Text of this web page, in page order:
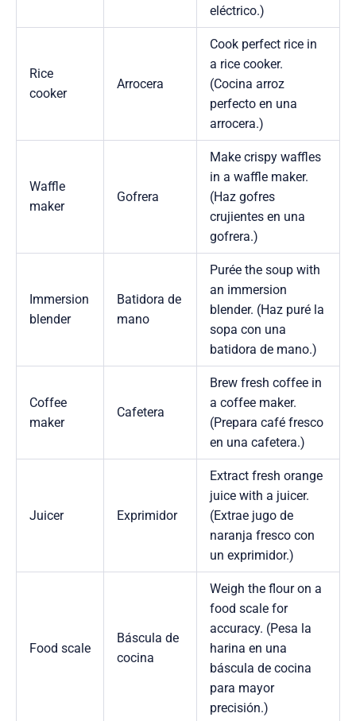
eléctrico.)
Rice
cooker
Arrocera
Cook perfect rice in
a rice cooker.
(Cocina arroz
perfecto en una
arrocera.)
Waffle
maker
Gofrera
Make crispy waffles
in a waffle maker.
(Haz gofres
crujientes en una
gofrera.)
Immersion
blender
Batidora de
mano
Purée the soup with
an immersion
blender. (Haz puré la
sopa con una
batidora de mano.)
Coffee
maker
Cafetera
Brew fresh coffee in
a coffee maker.
(Prepara café fresco
en una cafetera.)
Juicer Exprimidor
Extract fresh orange
juice with a juicer.
(Extrae jugo de
naranja fresco con
un exprimidor.)
Food scale
Báscula de
cocina
Weigh the flour on a
food scale for
accuracy. (Pesa la
harina en una
báscula de cocina
para mayor
precisión.)